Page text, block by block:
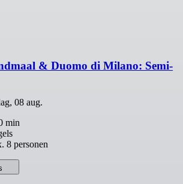
& Duomo di Milano: Semi-
08 aug.
min
8 personen